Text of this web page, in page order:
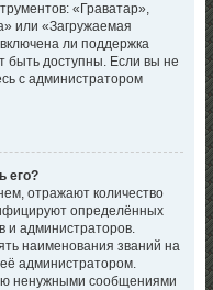
«Граватар»,
или «Загружаемая
ли поддержка
быть доступны. Если вы не
с администратором
его?
отражают количество
определённых
и администраторов.
наименования званий на
администратором.
ненужными сообщениями